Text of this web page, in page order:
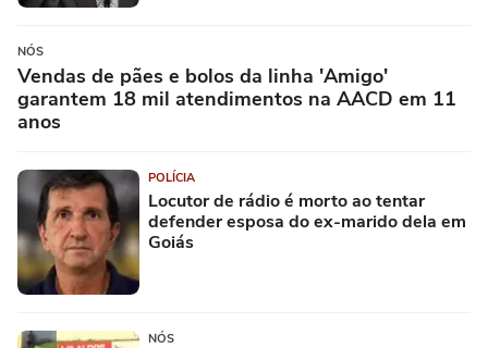
NÓS
Vendas de pães e bolos da linha 'Amigo'
garantem 18 mil atendimentos na AACD em 11
anos
POLÍCIA
Locutor de rádio é morto ao tentar
defender esposa do ex-marido dela em
Goiás
NÓS